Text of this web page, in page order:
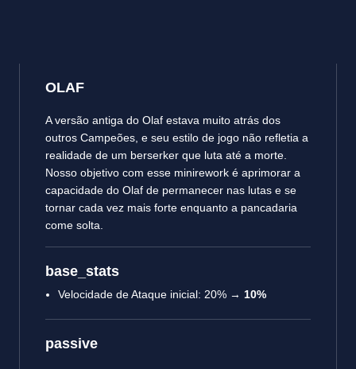
OLAF
A versão antiga do Olaf estava muito atrás dos
outros Campeões, e seu estilo de jogo não refletia a
realidade de um berserker que luta até a morte.
Nosso objetivo com esse minirework é aprimorar a
capacidade do Olaf de permanecer nas lutas e se
tornar cada vez mais forte enquanto a pancadaria
come solta.
base_stats
Velocidade de Ataque inicial: 20% → 10%
passive